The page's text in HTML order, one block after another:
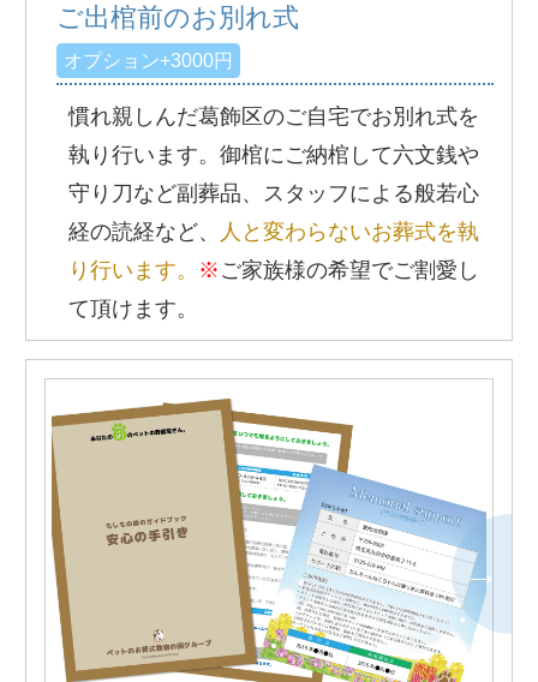
ご出棺前のお別れ式
オプション+3000円
慣れ親しんだ葛飾区のご自宅でお別れ式を
執り行います。御棺にご納棺して六文銭や
守り刀など副葬品、スタッフによる般若心
経の読経など、
人と変わらないお葬式を執
り行います。 ※ ご家族様の希望でご割愛し
て頂けます。